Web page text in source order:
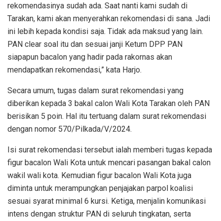
rekomendasinya sudah ada. Saat nanti kami sudah di
Tarakan, kami akan menyerahkan rekomendasi di sana. Jadi
ini lebih kepada kondisi saja. Tidak ada maksud yang lain.
PAN clear soal itu dan sesuai janji Ketum DPP PAN
siapapun bacalon yang hadir pada rakornas akan
mendapatkan rekomendasi,” kata Harjo.
Secara umum, tugas dalam surat rekomendasi yang
diberikan kepada 3 bakal calon Wali Kota Tarakan oleh PAN
berisikan 5 poin. Hal itu tertuang dalam surat rekomendasi
dengan nomor 570/Pilkada/V/2024.
Isi surat rekomendasi tersebut ialah memberi tugas kepada
figur bacalon Wali Kota untuk mencari pasangan bakal calon
wakil wali kota. Kemudian figur bacalon Wali Kota juga
diminta untuk merampungkan penjajakan parpol koalisi
sesuai syarat minimal 6 kursi. Ketiga, menjalin komunikasi
intens dengan struktur PAN di seluruh tingkatan, serta